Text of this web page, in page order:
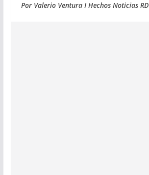
Por Valerio Ventura I Hechos Noticias RD